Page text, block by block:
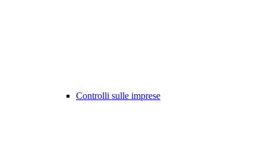
Controlli sulle imprese